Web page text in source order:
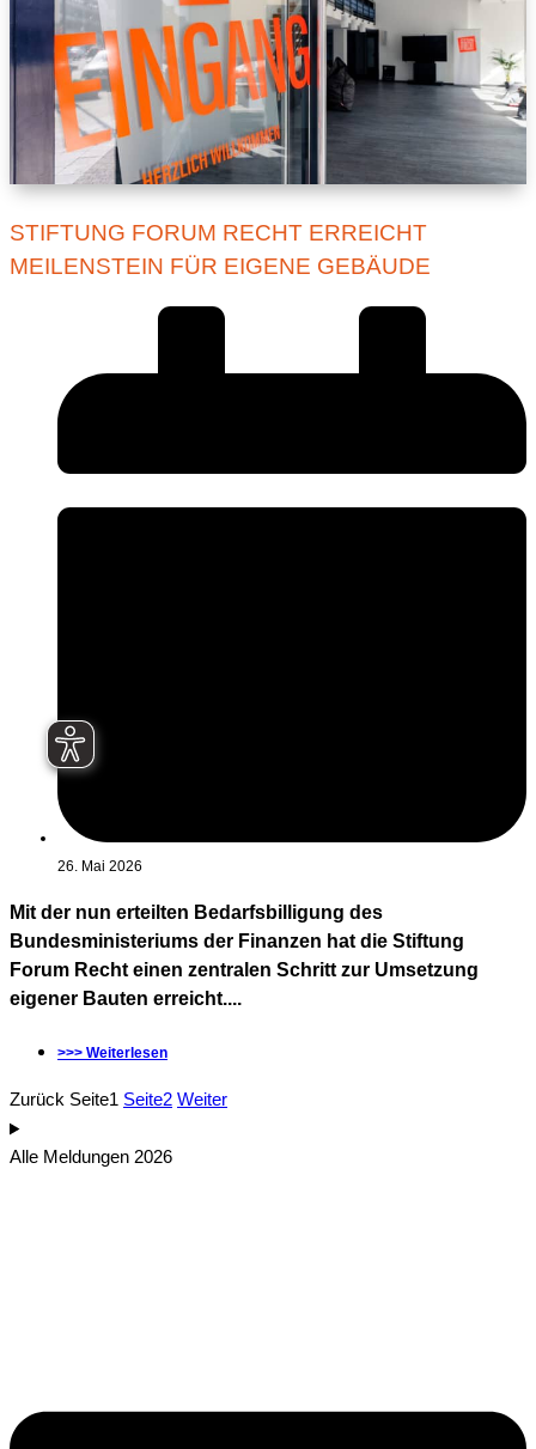
STIFTUNG FORUM RECHT ERREICHT
MEILENSTEIN FÜR EIGENE GEBÄUDE
26. Mai 2026
Mit der nun erteilten Bedarfsbilligung des
Bundesministeriums der Finanzen hat die Stiftung
Forum Recht einen zentralen Schritt zur Umsetzung
eigener Bauten erreicht....
>>> Weiterlesen
Zurück Seite1 Seite2 Weiter
Alle Meldungen 2026